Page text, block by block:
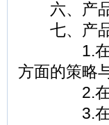
六、产品
七、产品
1.在建立
方面的策略
2.在广告
3.在产品